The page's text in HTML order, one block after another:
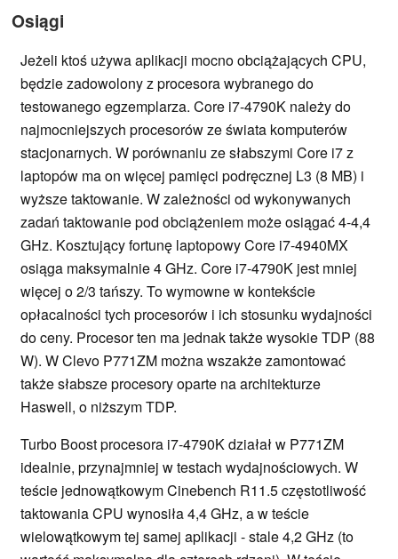
Osiągi
Jeżeli ktoś używa aplikacji mocno obciążających CPU,
będzie zadowolony z procesora wybranego do
testowanego egzemplarza. Core i7-4790K należy do
najmocniejszych procesorów ze świata komputerów
stacjonarnych. W porównaniu ze słabszymi Core i7 z
laptopów ma on więcej pamięci podręcznej L3 (8 MB) i
wyższe taktowanie. W zależności od wykonywanych
zadań taktowanie pod obciążeniem może osiągać 4-4,4
GHz. Kosztujący fortunę laptopowy Core i7-4940MX
osiąga maksymalnie 4 GHz. Core i7-4790K jest mniej
więcej o 2/3 tańszy. To wymowne w kontekście
opłacalności tych procesorów i ich stosunku wydajności
do ceny. Procesor ten ma jednak także wysokie TDP (88
W). W Clevo P771ZM można wszakże zamontować
także słabsze procesory oparte na architekturze
Haswell, o niższym TDP.
Turbo Boost procesora i7-4790K działał w P771ZM
idealnie, przynajmniej w testach wydajnościowych. W
teście jednowątkowym Cinebench R11.5 częstotliwość
taktowania CPU wynosiła 4,4 GHz, a w teście
wielowątkowym tej samej aplikacji - stale 4,2 GHz (to